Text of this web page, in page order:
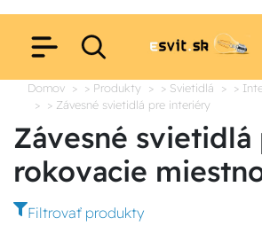
Domov > Produkty > Svietidlá
>
> Závesné svietidlá pre interiéry
Závesné svietidlá
rokovacie
Filtrovať produkty